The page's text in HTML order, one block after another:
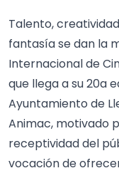
Talento,
fantasía se dan la
Internacional de
que llega a su 20a
Ayuntamiento de
Animac, motivado
receptividad del
vocación de